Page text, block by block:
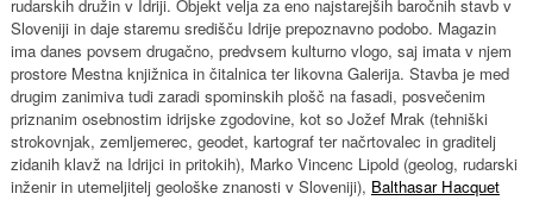
rudarskih družin v Idriji. Objekt velja za eno najstarejših baročnih stavb v
Sloveniji in daje staremu središču Idrije prepoznavno podobo. Magazin
ima danes povsem drugačno, predvsem kulturno vlogo, saj imata v njem
prostore Mestna knjižnica in čitalnica ter likovna Galerija. Stavba je med
drugim zanimiva tudi zaradi spominskih plošč na fasadi, posvečenim
priznanim osebnostim idrijske zgodovine, kot so Jožef Mrak (tehniški
strokovnjak, zemljemerec, geodet, kartograf ter načrtovalec in graditelj
zidanih klavž na Idrijci in pritokih), Marko Vincenc Lipold (geolog, rudarski
inženir in utemeljitelj geološke znanosti v Sloveniji), Balthasar Hacquet